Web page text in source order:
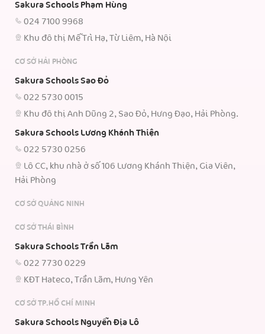
Sakura Schools Phạm Hùng
024 7100 9968
Khu đô thị Mễ Trì Hạ, Từ Liêm, Hà Nội
CƠ SỞ HẢI PHÒNG
Sakura Schools Sao Đỏ
022 5730 0015
Khu đô thị Anh Dũng 2, Sao Đỏ, Hưng Đạo, Hải Phòng.
Sakura Schools Lương Khánh Thiện
022 5730 0256
Lô CC, khu nhà ở số 106 Lương Khánh Thiện, Gia Viên,
Hải Phòng
CƠ SỞ QUẢNG NINH
CƠ SỞ THÁI BÌNH
Sakura Schools Trần Lãm
022 7730 0229
KĐT Hateco, Trần Lãm, Hưng Yên
CƠ SỞ TP.HỒ CHÍ MINH
Sakura Schools Nguyễn Địa Lô